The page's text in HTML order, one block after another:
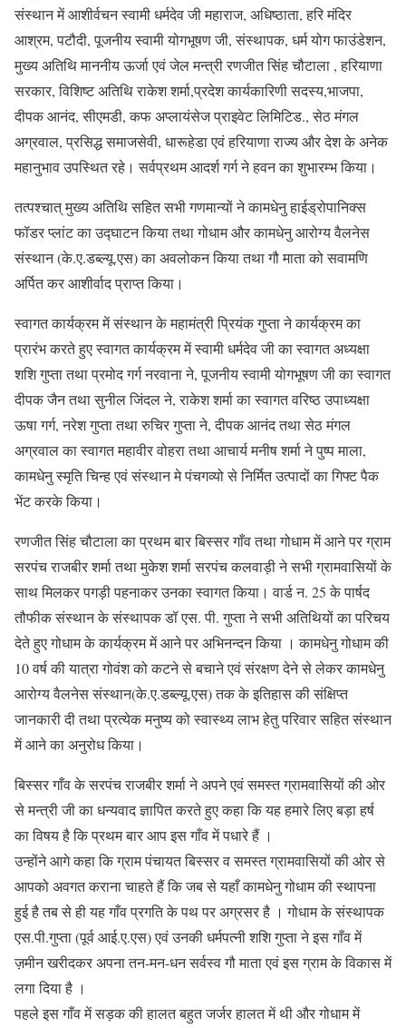
संस्थान में आशीर्वचन स्वामी धर्मदेव जी महाराज, अधिष्ठाता, हरि मंदिर
आश्रम, पटौदी, पूजनीय स्वामी योगभूषण जी, संस्थापक, धर्म योग फाउंडेशन,
मुख्य अतिथि माननीय ऊर्जा एवं जेल मन्त्री रणजीत सिंह चौटाला , हरियाणा
सरकार, विशिष्ट अतिथि राकेश शर्मा,प्रदेश कार्यकारिणी सदस्य,भाजपा,
दीपक आनंद, सीएमडी, कफ अप्लायंसेज प्राइवेट लिमिटिड., सेठ मंगल
अग्रवाल, प्रसिद्ध समाजसेवी, धारूहेडा एवं हरियाणा राज्य और देश के अनेक
महानुभाव उपस्थित रहे। सर्वप्रथम आदर्श गर्ग ने हवन का शुभारम्भ किया।
तत्पश्चात् मुख्य अतिथि सहित सभी गणमान्यों ने कामधेनु हाईड्रोपानिक्स
फॉडर प्लांट का उद्घाटन किया तथा गोधाम और कामधेनु आरोग्य वैलनेस
संस्थान (के.ए.डब्ल्यू.एस) का अवलोकन किया तथा गौ माता को सवामणि
अर्पित कर आशीर्वाद प्राप्त किया।
स्वागत कार्यक्रम में संस्थान के महामंत्री प्रियंक गुप्ता ने कार्यक्रम का
प्रारंभ करते हुए स्वागत कार्यक्रम में स्वामी धर्मदेव जी का स्वागत अध्यक्षा
शशि गुप्ता तथा प्रमोद गर्ग नरवाना ने, पूजनीय स्वामी योगभूषण जी का स्वागत
दीपक जैन तथा सुनील जिंदल ने, राकेश शर्मा का स्वागत वरिष्ठ उपाध्यक्षा
ऊषा गर्ग, नरेश गुप्ता तथा रुचिर गुप्ता ने, दीपक आनंद तथा सेठ मंगल
अग्रवाल का स्वागत महावीर वोहरा तथा आचार्य मनीष शर्मा ने पुष्प माला,
कामधेनु स्मृति चिन्ह एवं संस्थान मे पंचगव्यो से निर्मित उत्पादों का गिफ्ट पैक
भेंट करके किया।
रणजीत सिंह चौटाला का प्रथम बार बिस्सर गाँव तथा गोधाम में आने पर ग्राम
सरपंच राजबीर शर्मा तथा मुकेश शर्मा सरपंच कलवाड़ी ने सभी ग्रामवासियों के
साथ मिलकर पगड़ी पहनाकर उनका स्वागत किया। वार्ड न. 25 के पार्षद
तौफीक संस्थान के संस्थापक डॉ एस. पी. गुप्ता ने सभी अतिथियों का परिचय
देते हुए गोधाम के कार्यक्रम में आने पर अभिनन्दन किया । कामधेनु गोधाम की
10 वर्ष की यात्रा गोवंश को कटने से बचाने एवं संरक्षण देने से लेकर कामधेनु
आरोग्य वैलनेस संस्थान(के.ए.डब्ल्यू.एस) तक के इतिहास की संक्षिप्त
जानकारी दी तथा प्रत्येक मनुष्य को स्वास्थ्य लाभ हेतु परिवार सहित संस्थान
में आने का अनुरोध किया।
बिस्सर गाँव के सरपंच राजबीर शर्मा ने अपने एवं समस्त ग्रामवासियों की ओर
से मन्त्री जी का धन्यवाद ज्ञापित करते हुए कहा कि यह हमारे लिए बड़ा हर्ष
का विषय है कि प्रथम बार आप इस गाँव में पधारे हैं ।
उन्होंने आगे कहा कि ग्राम पंचायत बिस्सर व समस्त ग्रामवासियों की ओर से
आपको अवगत कराना चाहते हैं कि जब से यहाँ कामधेनु गोधाम की स्थापना
हुई है तब से ही यह गाँव प्रगति के पथ पर अग्रसर है । गोधाम के संस्थापक
एस.पी.गुप्ता (पूर्व आई.ए.एस) एवं उनकी धर्मपत्नी शशि गुप्ता ने इस गाँव में
ज़मीन खरीदकर अपना तन-मन-धन सर्वस्व गौ माता एवं इस ग्राम के विकास में
लगा दिया है ।
पहले इस गाँव में सड़क की हालत बहुत जर्जर हालत में थी और गोधाम में